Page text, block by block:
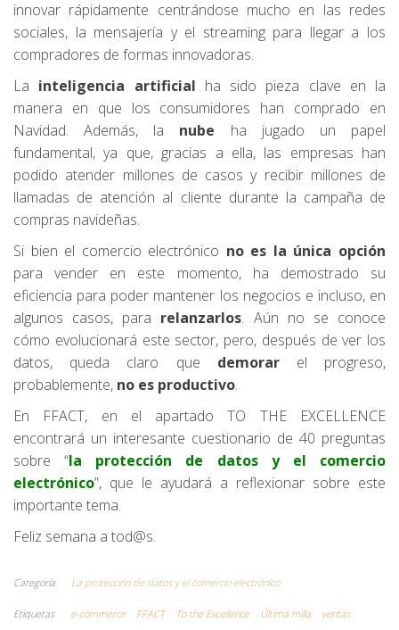
innovar rápidamente centrándose mucho en las redes
sociales, la mensajería y el streaming para llegar a los
compradores de formas innovadoras.
La inteligencia artificial ha sido pieza clave en la
manera en que los consumidores han comprado en
Navidad. Además, la nube ha jugado un papel
fundamental, ya que, gracias a ella, las empresas han
podido atender millones de casos y recibir millones de
llamadas de atención al cliente durante la campaña de
compras navideñas.
Si bien el comercio electrónico no es la única opción
para vender en este momento, ha demostrado su
eficiencia para poder mantener los negocios e incluso, en
algunos casos, para relanzarlos. Aún no se conoce
cómo evolucionará este sector, pero, después de ver los
datos, queda claro que demorarel progreso,
probablemente, no es productivo.
En FFACT, en el apartado TO THE EXCELLENCE
encontrará un interesante cuestionario de 40 preguntas
sobre “la protección de datos y el comercio
electrónico”, que le ayudará a reflexionar sobre este
importante tema.
Feliz semana a tod@s.
Categoría La protección de datos y el comercio electrónico
Etiquetas e-commerce FFACT To the Excellence Última milla ventas